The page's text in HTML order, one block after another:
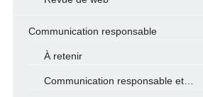
Communication responsable
À retenir
Communication responsable et…